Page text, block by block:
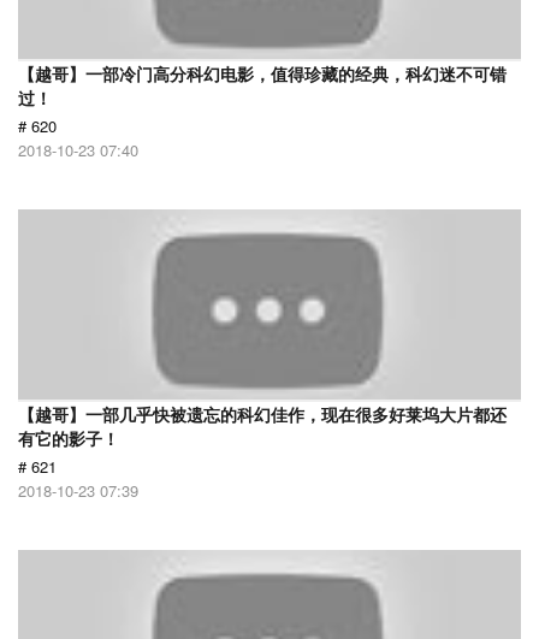
【越哥】一部冷门高分科幻电影，值得珍藏的经典，科幻迷不可错
过！
# 620
2018-10-23 07:40
【越哥】一部几乎快被遗忘的科幻佳作，现在很多好莱坞大片都还
有它的影子！
# 621
2018-10-23 07:39